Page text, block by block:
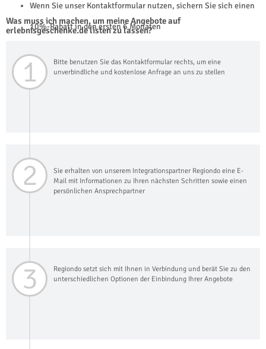
Wenn Sie unser Kontaktformular nutzen, sichern Sie sich einen
10%-Rabatt in den ersten 6 Monaten
Was muss ich machen, um meine Angebote auf
erlebnisgeschenke.de listen zu lassen?
1
Bitte benutzen Sie das Kontaktformular rechts, um eine
unverbindliche und kostenlose Anfrage an uns zu stellen
2
Sie erhalten von unserem Integrationspartner Regiondo eine E-
Mail mit Informationen zu Ihren nächsten Schritten sowie einen
persönlichen Ansprechpartner
3
Regiondo setzt sich mit Ihnen in Verbindung und berät Sie zu den
unterschiedlichen Optionen der Einbindung Ihrer Angebote